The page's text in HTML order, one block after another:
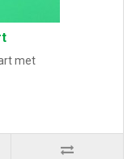
met